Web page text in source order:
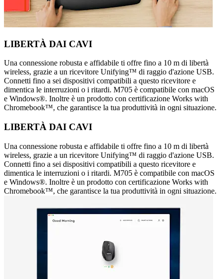
LIBERTÀ DAI CAVI
Una connessione robusta e affidabile ti offre fino a 10 m di libertà
wireless, grazie a un ricevitore Unifying™ di raggio d'azione USB.
Connetti fino a sei dispositivi compatibili a questo ricevitore e
dimentica le interruzioni o i ritardi. M705 è compatibile con macOS
e Windows®. Inoltre è un prodotto con certificazione Works with
Chromebook™, che garantisce la tua produttività in ogni situazione.
LIBERTÀ DAI CAVI
Una connessione robusta e affidabile ti offre fino a 10 m di libertà
wireless, grazie a un ricevitore Unifying™ di raggio d'azione USB.
Connetti fino a sei dispositivi compatibili a questo ricevitore e
dimentica le interruzioni o i ritardi. M705 è compatibile con macOS
e Windows®. Inoltre è un prodotto con certificazione Works with
Chromebook™, che garantisce la tua produttività in ogni situazione.